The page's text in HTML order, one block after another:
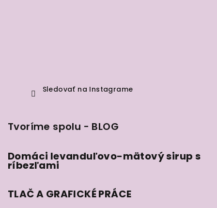
Sledovať na Instagrame
Tvoríme spolu - BLOG
Domáci levanduľovo-mätový sirup s
ríbezľami
TLAČ A GRAFICKÉ PRÁCE